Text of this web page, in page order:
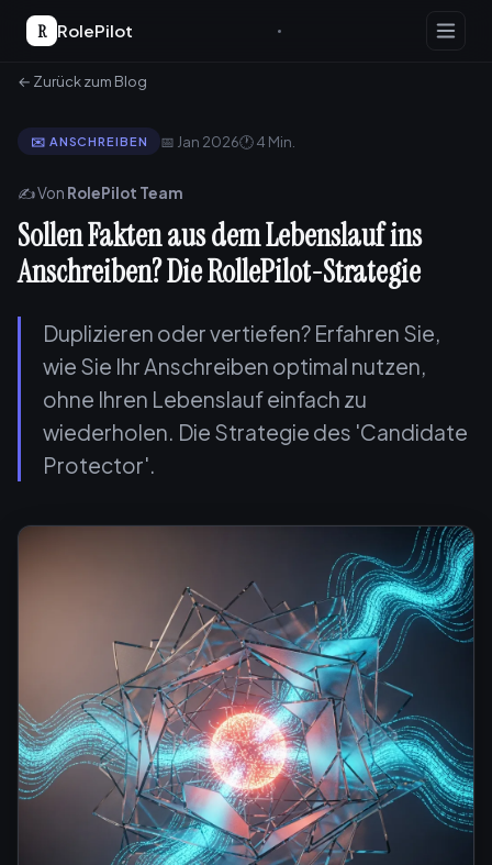
R RolePilot
← Zurück zum Blog
✉️ ANSCHREIBEN 📅 Jan 2026🕐 4 Min.
✍️ Von RolePilot Team
Sollen Fakten aus dem Lebenslauf ins
Anschreiben? Die RollePilot-Strategie
Duplizieren oder vertiefen? Erfahren Sie,
wie Sie Ihr Anschreiben optimal nutzen,
ohne Ihren Lebenslauf einfach zu
wiederholen. Die Strategie des 'Candidate
Protector'.